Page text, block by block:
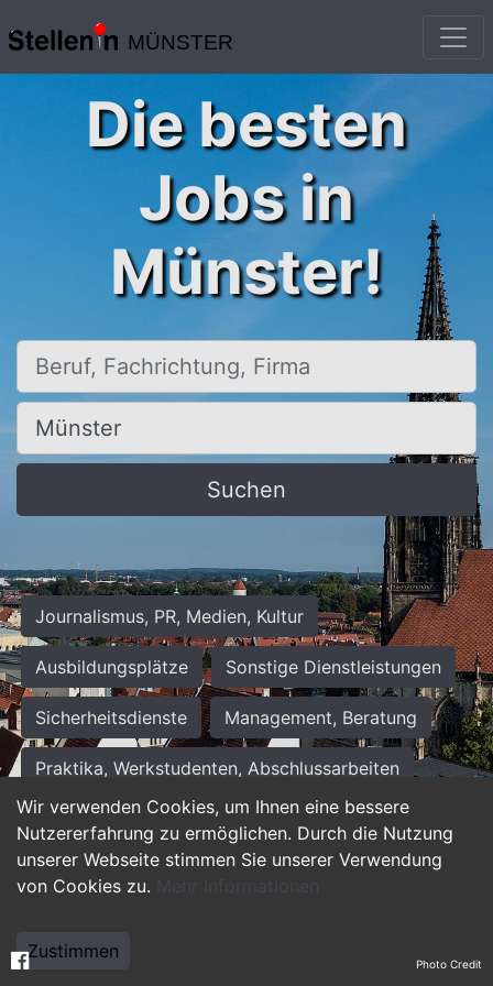
MÜNSTER
Wir verwenden Cookies, um Ihnen eine bessere
Nutzererfahrung zu ermöglichen. Durch die Nutzung
unserer Webseite stimmen Sie unserer Verwendung
von Cookies zu. Mehr Informationen
Zustimmen
Die besten
Jobs in
Münster!
Beruf, Fachrichtung, Firma
Ort, Stadt
Suchen
Journalismus, PR, Medien, Kultur
Ausbildungsplätze Sonstige Dienstleistungen
Sicherheitsdienste Management, Beratung
Praktika, Werkstudenten, Abschlussarbeiten
Personalwesen Assistenz, Sekretariat
Hilfskräfte, Aushilfs- und Nebenjobs
Weiterbildung, Studium, duale Ausbildung Photo Credit